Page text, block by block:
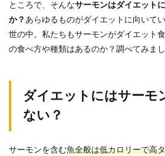
ところで、そんなサーモンはダイエット
か？ あらゆるものがダイエットに向いて
世の中。私たちもサーモンがダイエット
の食べ方や種類はあるのか？調べてみまし
ダイエットにはサーモ
ない？
サーモンを含む魚全般は低カロリーで高